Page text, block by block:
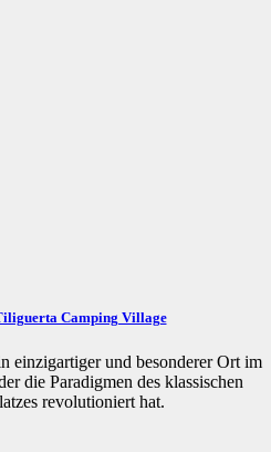
Camping Village
einzigartiger und besonderer Ort im
die Paradigmen des klassischen
revolutioniert hat.